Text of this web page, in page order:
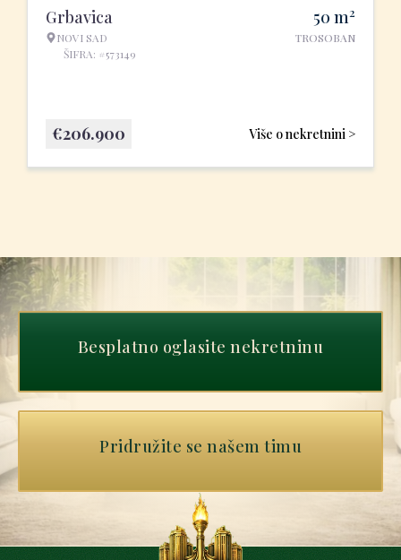
Grbavica
NOVI SAD
ŠIFRA: #573149
50 m2
TROSOBAN
Više o nekretnini >
€206.900
Besplatno oglasite nekretninu
Pridružite se našem timu